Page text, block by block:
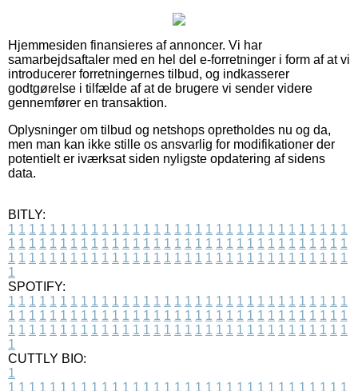
Hjemmesiden finansieres af annoncer. Vi har
samarbejdsaftaler med en hel del e-forretninger i form af at vi
introducerer forretningernes tilbud, og indkasserer
godtgørelse i tilfælde af at de brugere vi sender videre
gennemfører en transaktion.
Oplysninger om tilbud og netshops opretholdes nu og da,
men man kan ikke stille os ansvarlig for modifikationer der
potentielt er iværksat siden nyligste opdatering af sidens
data.
BITLY:
1 1 1 1 1 1 1 1 1 1 1 1 1 1 1 1 1 1 1 1 1 1 1 1 1 1 1 1 1 1 1 1 1
1 1 1 1 1 1 1 1 1 1 1 1 1 1 1 1 1 1 1 1 1 1 1 1 1 1 1 1 1 1 1 1 1
1 1 1 1 1 1 1 1 1 1 1 1 1 1 1 1 1 1 1 1 1 1 1 1 1 1 1 1 1 1 1 1 1
1
SPOTIFY:
1 1 1 1 1 1 1 1 1 1 1 1 1 1 1 1 1 1 1 1 1 1 1 1 1 1 1 1 1 1 1 1 1
1 1 1 1 1 1 1 1 1 1 1 1 1 1 1 1 1 1 1 1 1 1 1 1 1 1 1 1 1 1 1 1 1
1 1 1 1 1 1 1 1 1 1 1 1 1 1 1 1 1 1 1 1 1 1 1 1 1 1 1 1 1 1 1 1 1
1
CUTTLY BIO:
1
1 1 1 1 1 1 1 1 1 1 1 1 1 1 1 1 1 1 1 1 1 1 1 1 1 1 1 1 1 1 1 1 1